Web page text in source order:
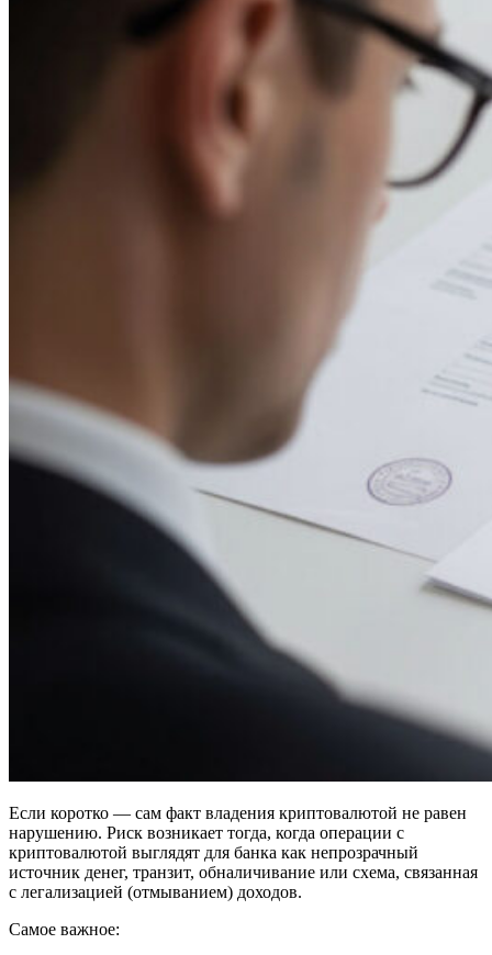
Если коротко — сам факт владения криптовалютой не равен
нарушению. Риск возникает тогда, когда операции с
криптовалютой выглядят для банка как непрозрачный
источник денег, транзит, обналичивание или схема, связанная
с легализацией (отмыванием) доходов.
Самое важное: